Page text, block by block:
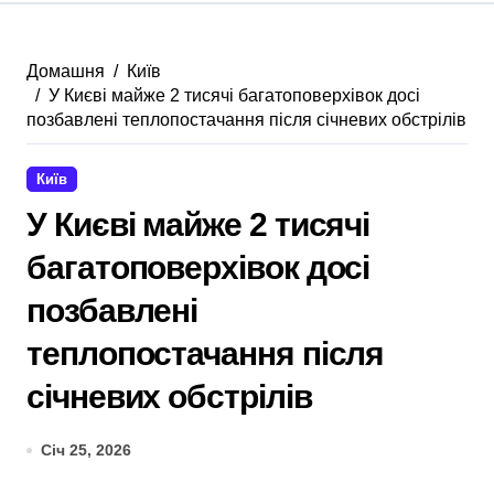
Домашня
Київ
У Києві майже 2 тисячі багатоповерхівок досі
позбавлені теплопостачання після січневих обстрілів
Київ
У Києві майже 2 тисячі
багатоповерхівок досі
позбавлені
теплопостачання після
січневих обстрілів
Січ 25, 2026